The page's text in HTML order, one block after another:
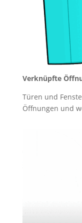
Verknüpfte
Türen und
Öffnungen und